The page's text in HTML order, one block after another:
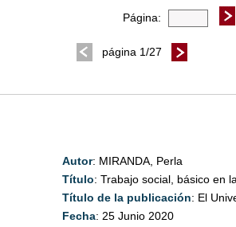
Página:
página 1/27
Autor: MIRANDA, Perla
Título: Trabajo social, básico en
Título de la publicación: El
Fecha: 25 Junio 2020